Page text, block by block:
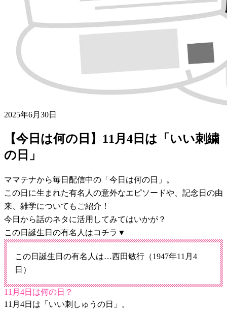
2025年6月30日
【今日は何の日】11月4日は「いい刺繍
の日」
ママテナから毎日配信中の「今日は何の日」。
この日に生まれた有名人の意外なエピソードや、記念日の由
来、雑学についてもご紹介！
今日から話のネタに活用してみてはいかが？
この日誕生日の有名人はコチラ▼
この日誕生日の有名人は…西田敏行（1947年11月4
日）
11月4日は何の日？
11月4日は「いい刺しゅうの日」。